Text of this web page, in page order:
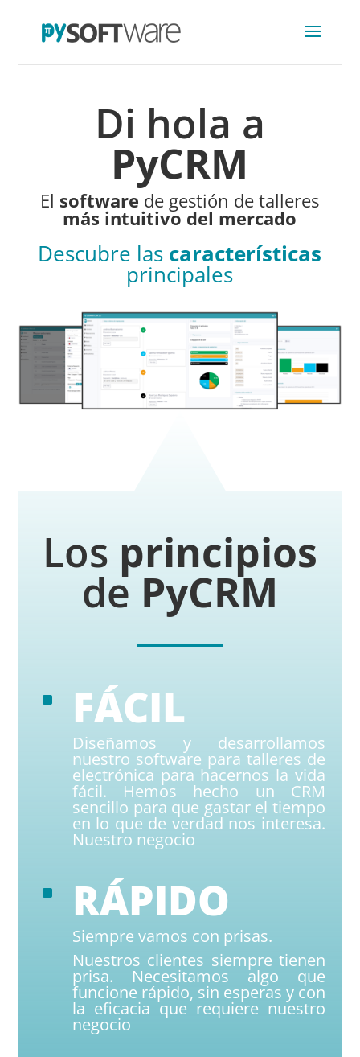
Di hola a
PyCRM
El software de gestión de talleres
más intuitivo del mercado
Descubre las características
principales
Los principios
de PyCRM
^ FÁCIL
Diseñamos y desarrollamos
nuestro software para talleres de
electrónica para hacernos la vida
fácil. Hemos hecho un CRM
sencillo para que gastar el tiempo
en lo que de verdad nos interesa.
Nuestro negocio
^ RÁPIDO
Siempre vamos con prisas.
Nuestros clientes siempre tienen
prisa. Necesitamos algo que
funcione rápido, sin esperas y con
la eficacia que requiere nuestro
negocio